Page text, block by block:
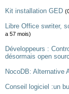
Kit installation GED
Libre Office swriter,
a 57 mois)
Développeurs :
désormais open
NocoDB: Alternative
Conseil logiciel :un